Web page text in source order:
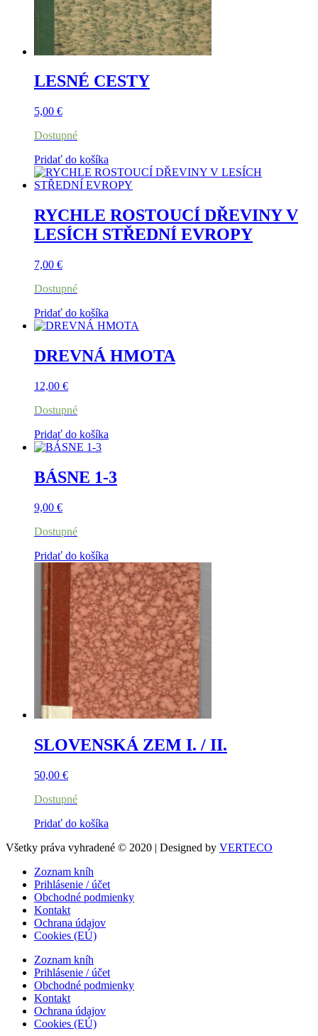
LESNÉ CESTY
5,00 €
Dostupné
Pridať do košíka
RYCHLE ROSTOUCÍ DŘEVINY V
LESÍCH STŘEDNÍ EVROPY
7,00 €
Dostupné
Pridať do košíka
DREVNÁ HMOTA
12,00 €
Dostupné
Pridať do košíka
BÁSNE 1-3
9,00 €
Dostupné
Pridať do košíka
SLOVENSKÁ ZEM I. / II.
50,00 €
Dostupné
Pridať do košíka
Všetky práva vyhradené © 2020 | Designed by VERTECO
Zoznam kníh
Prihlásenie / účet
Obchodné podmienky
Kontakt
Ochrana údajov
Cookies (EÚ)
Zoznam kníh
Prihlásenie / účet
Obchodné podmienky
Kontakt
Ochrana údajov
Cookies (EÚ)